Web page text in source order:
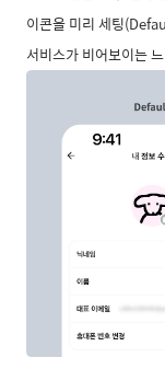
이콘을 미리 세팅
서비스가 비어보이는